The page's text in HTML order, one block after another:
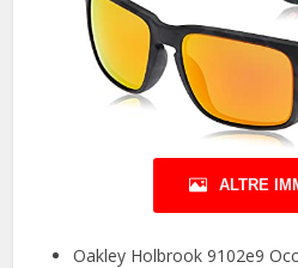
ALTRE
Oakley Holbrook 9102e9